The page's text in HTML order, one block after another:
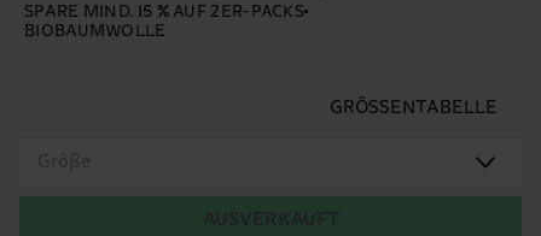
SPARE MIND. 15 % AUF 2ER-PACKS
BIOBAUMWOLLE
GRÖSSENTABELLE
Größe